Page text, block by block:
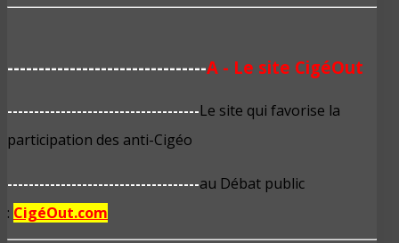
--------------------------------A - Le site CigéOut
------------------------------------Le site qui favorise la
participation des anti-Cigéo
------------------------------------au Débat public
: CigéOut.com